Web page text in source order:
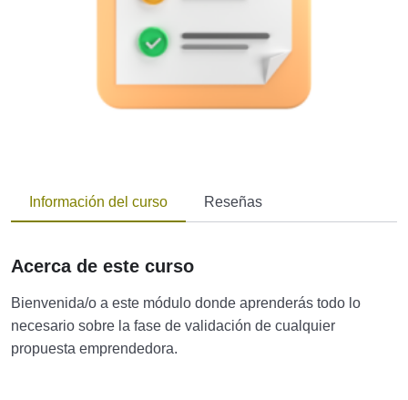
Información del curso Reseñas
Acerca de este curso
Bienvenida/o a este módulo donde aprenderás todo lo
necesario sobre la fase de validación de cualquier
propuesta emprendedora.